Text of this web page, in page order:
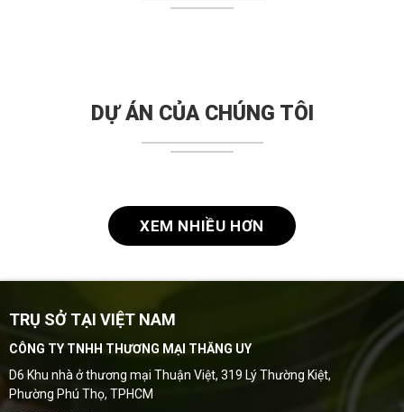
DỰ ÁN CỦA CHÚNG TÔI
XEM NHIỀU HƠN
TRỤ SỞ TẠI VIỆT NAM
CÔNG TY TNHH THƯƠNG MẠI THĂNG UY
D6 Khu nhà ở thương mại Thuận Việt, 319 Lý Thường Kiệt,
Phường Phú Thọ, TPHCM